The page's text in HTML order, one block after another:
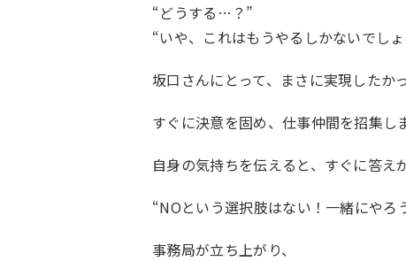
“どうする … ？”
“いや、これはもうやるしかないでし
坂口さんにとって、まさに実現したか
すぐに決意を固め、仕事仲間を招集し
自身の気持ちを伝えると、すぐに答え
“NOという選択肢はない！一緒にやろ
事務局が立ち上がり、